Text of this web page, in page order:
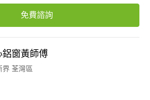
免費諮詢
鋁窗黃師傅
界 荃灣區